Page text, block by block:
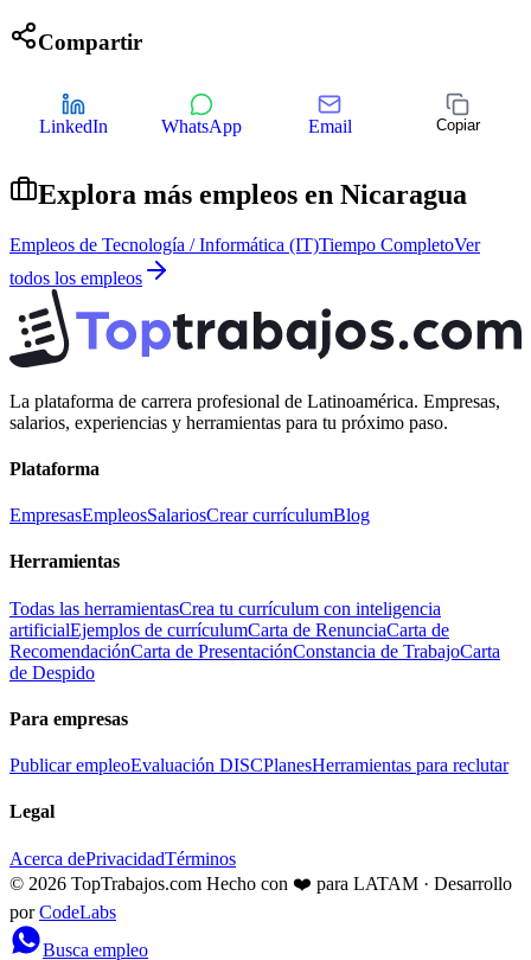
Compartir
LinkedIn WhatsApp Email Copiar
Explora más empleos en Nicaragua
Empleos de Tecnología / Informática (IT)Tiempo CompletoVer
todos los empleos
La plataforma de carrera profesional de Latinoamérica. Empresas,
salarios, experiencias y herramientas para tu próximo paso.
Plataforma
EmpresasEmpleosSalariosCrear currículumBlog
Herramientas
Todas las herramientasCrea tu currículum con inteligencia
artificialEjemplos de currículumCarta de RenunciaCarta de
RecomendaciónCarta de PresentaciónConstancia de TrabajoCarta
de Despido
Para empresas
Publicar empleoEvaluación DISCPlanesHerramientas para reclutar
Legal
Acerca dePrivacidadTérminos
© 2026 TopTrabajos.com Hecho con ❤️ para LATAM · Desarrollo
por CodeLabs
Busca empleo